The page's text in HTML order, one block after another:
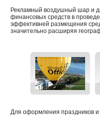
Рекламный воздушный шар и
финансовых средств в
эффективней размещения
значительно расширяя
Для оформления праздников и